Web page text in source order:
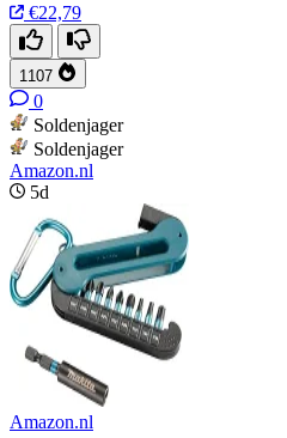
€22,79
1107
0
Soldenjager
Soldenjager
Amazon.nl
5d
Amazon.nl